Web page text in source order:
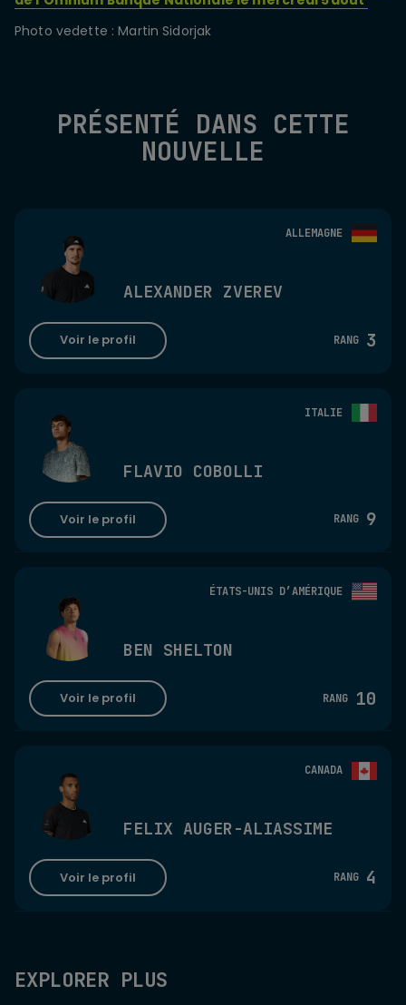
Photo vedette : Martin Sidorjak
PRÉSENTÉ DANS CETTE
NOUVELLE
ALLEMAGNE
ALEXANDER ZVEREV
Voir le profil RANG 3
ITALIE
FLAVIO COBOLLI
Voir le profil RANG 9
ÉTATS-UNIS D’AMÉRIQUE
BEN SHELTON
Voir le profil RANG 10
CANADA
FELIX AUGER-ALIASSIME
Voir le profil RANG 4
EXPLORER PLUS